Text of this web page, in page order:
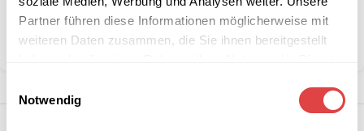
Partner führen diese Informationen möglicherweise mit
weiteren Daten zusammen, die Sie ihnen bereitgestellt
Notwendig
Marke:Gastro Uzal
Teilen: